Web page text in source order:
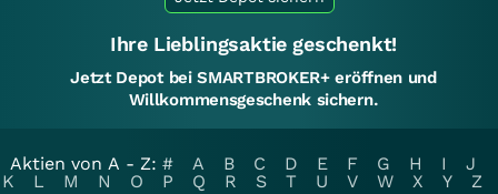
Ihre Lieblingsaktie geschenkt!
Jetzt Depot bei SMARTBROKER+ eröffnen und
Willkommensgeschenk sichern.
Aktien von A - Z: # A B C D E F G H I
J
K
L M N O P Q R S T U V W X Y
Z